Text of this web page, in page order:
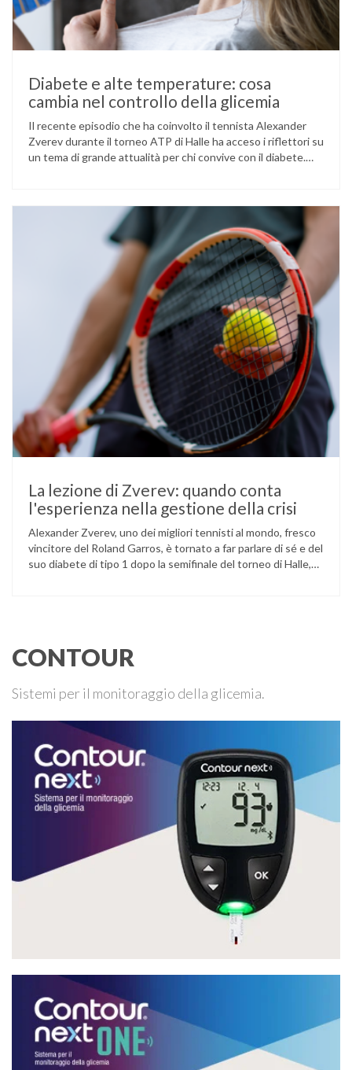
Diabete e alte temperature: cosa
cambia nel controllo della glicemia
Il recente episodio che ha coinvolto il tennista Alexander
Zverev durante il torneo ATP di Halle ha acceso i riflettori su
un tema di grande attualità per chi convive con il diabete.
glucosio lo aveva portato …
La lezione di Zverev: quando conta
l'esperienza nella gestione della crisi
Alexander Zverev, uno dei migliori tennisti al mondo, fresco
vincitore del Roland Garros, è tornato a far parlare di sé e del
suo diabete di tipo 1 dopo la semifinale del torneo di Halle,
CONTOUR
Sistemi per il monitoraggio della glicemia.